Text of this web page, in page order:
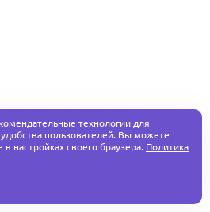
технологии для
пользователей. Вы можете
настройках своего браузера. Политика